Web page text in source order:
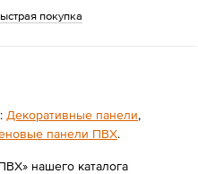
покупка
Декоративные панели,
панели ПВХ.
нашего каталога